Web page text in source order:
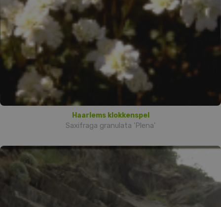
Haarlems klokkenspel
Saxifraga granulata 'Plena'